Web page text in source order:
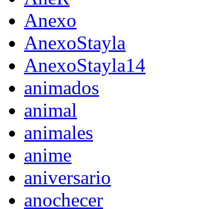
Anexo
AnexoStayla
AnexoStayla14
animados
animal
animales
anime
aniversario
anochecer